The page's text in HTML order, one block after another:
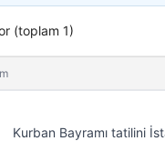
(toplam 1)
Kurban Bayramı tatilini